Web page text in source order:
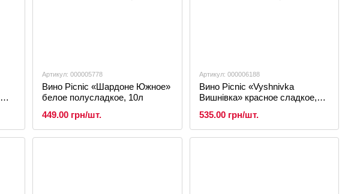
Артикул: 000005778
Вино Picnic «Шардоне Южное»
белое полусладкое, 10л
449.00 грн/шт.
Артикул: 000006188
Вино Picnic «Vyshnivka
Вишнівка» красное сладкое,
535.00 грн/шт.